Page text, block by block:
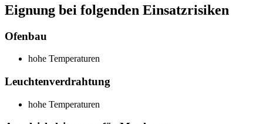
Eignung bei folgenden Einsatzrisiken
Ofenbau
hohe Temperaturen
Leuchtenverdrahtung
hohe Temperaturen